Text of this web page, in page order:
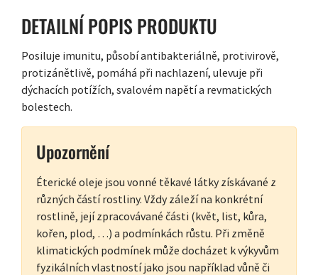
DETAILNÍ POPIS PRODUKTU
Posiluje imunitu, působí antibakteriálně, protivirově,
protizánětlivě, pomáhá při nachlazení, ulevuje při
dýchacích potížích, svalovém napětí a revmatických
bolestech.
Upozornění
Éterické oleje jsou vonné těkavé látky získávané z
různých částí rostliny. Vždy záleží na konkrétní
rostlině, její zpracovávané části (květ, list, kůra,
kořen, plod, …) a podmínkách růstu. Při změně
klimatických podmínek může docházet k výkyvům
fyzikálních vlastností jako jsou například vůně či